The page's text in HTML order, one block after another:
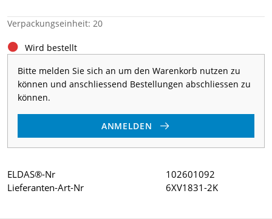
Verpackungseinheit: 20
Wird bestellt
Bitte melden Sie sich an um den Warenkorb nutzen zu
können und anschliessend Bestellungen abschliessen zu
können.
ANMELDEN
ELDAS®-Nr
102601092
Lieferanten-Art-Nr
6XV1831-2K